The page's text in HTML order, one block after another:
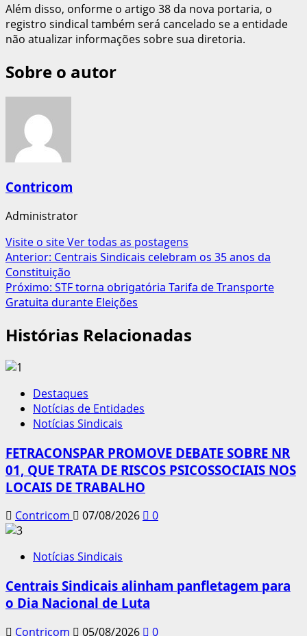
Além disso, onforme o artigo 38 da nova portaria, o
registro sindical também será cancelado se a entidade
não atualizar informações sobre sua diretoria.
Sobre o autor
Contricom
Administrator
Visite o siteVer todas as postagens
Navegação
de
artigos
Anterior: Centrais Sindicais celebram os 35 anos da
Constituição
Próximo: STF torna obrigatória Tarifa de Transporte
Gratuita durante Eleições
Histórias Relacionadas
Destaques
Notícias de Entidades
Notícias Sindicais
FETRACONSPAR PROMOVE DEBATE SOBRE NR
01, QUE TRATA DE RISCOS PSICOSSOCIAIS NOS
LOCAIS DE TRABALHO
Contricom 07/08/2026 0
Notícias Sindicais
Centrais Sindicais alinham panfletagem para
o Dia Nacional de Luta
Contricom 05/08/2026 0